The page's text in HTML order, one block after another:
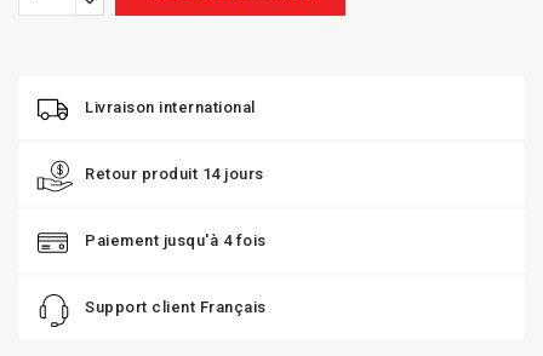
Livraison international
Retour produit 14 jours
Paiement jusqu'à 4 fois
Support client Français